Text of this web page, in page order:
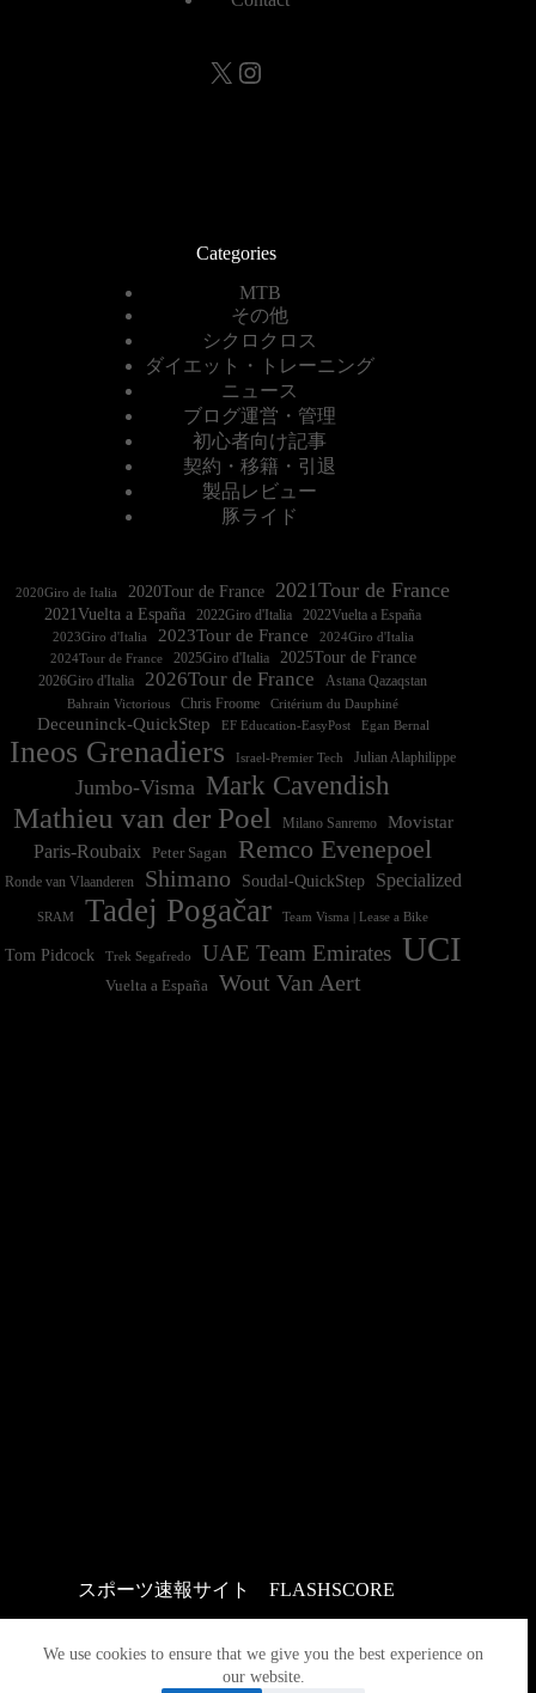
We use cookies to ensure that we give you the best experience on
our website.
X Instagram
Categories
MTB
その他
シクロクロス
ダイエット・トレーニング
ニュース
ブログ運営・管理
初心者向け記事
契約・移籍・引退
製品レビュー
豚ライド
2020Giro de Italia 2020Tour de France 2021Tour de France
2021Vuelta a España 2022Vuelta a España
2023Giro d'Italia 2023Tour de France
2024Tour de France
2025Giro d'Italia 2025Tour de France
2026Giro d'Italia 2026Tour de France Astana Qazaqstan
Bahrain Victorious Chris Froome Critérium du Dauphiné
Deceuninck-QuickStep EF Education-EasyPost Egan Bernal
Ineos Grenadiers Israel-Premier Tech Julian Alaphilippe
Jumbo-Visma Mark Cavendish
Mathieu van der Poel Milano Sanremo
Movistar
Paris-Roubaix
Peter Sagan Remco Evenepoel
Ronde van Vlaanderen Shimano Soudal-QuickStep Specialized
SRAM Tadej Pogačar Team Visma | Lease a Bike
Tom Pidcock Trek Segafredo UAE Team Emirates UCI
Vuelta a España Wout Van Aert
スポーツ速報サイト FLASHSCORE